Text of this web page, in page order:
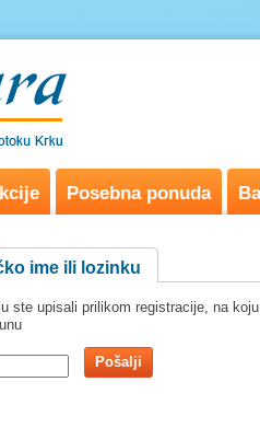
Posebna ponuda
ime ili lozinku
ste upisali prilikom registracije, na
Pošalji